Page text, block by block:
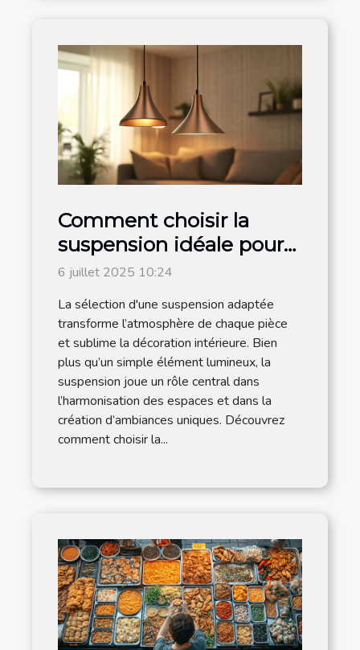
Comment choisir la
suspension idéale pour
chaque espace de votre
maison ?
6 juillet 2025 10:24
La sélection d'une suspension adaptée
transforme l’atmosphère de chaque pièce
et sublime la décoration intérieure. Bien
plus qu’un simple élément lumineux, la
suspension joue un rôle central dans
l’harmonisation des espaces et dans la
création d’ambiances uniques. Découvrez
comment choisir la...